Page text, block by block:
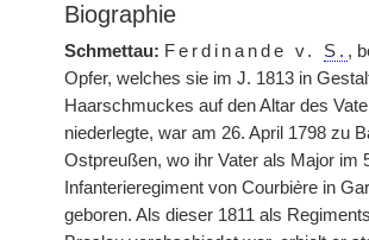
Biographie
Schmettau: Ferdinande v. S. ,
Opfer, welches sie im J. 1813 in
Haarschmuckes auf den Altar des
niederlegte, war am 26. April 1798 zu
Ostpreußen, wo ihr Vater als Major im
Infanterieregiment von Courbière in
geboren. Als dieser 1811 als